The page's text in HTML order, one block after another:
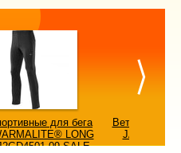
для бега
LONG
09-SALE
Ветровка
JACKET/